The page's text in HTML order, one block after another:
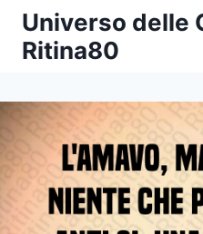
Salta
contenuto
Universo delle
Ritina80